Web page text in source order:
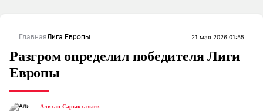
ГлавнаяЛига Европы 21 мая 2026 01:55
Разгром определил победителя Лиги
Европы
Алихан Сарыкхазыев